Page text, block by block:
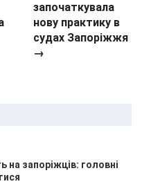
започаткувала
нову практику в
судах Запоріжжя
→
на запоріжців: головні